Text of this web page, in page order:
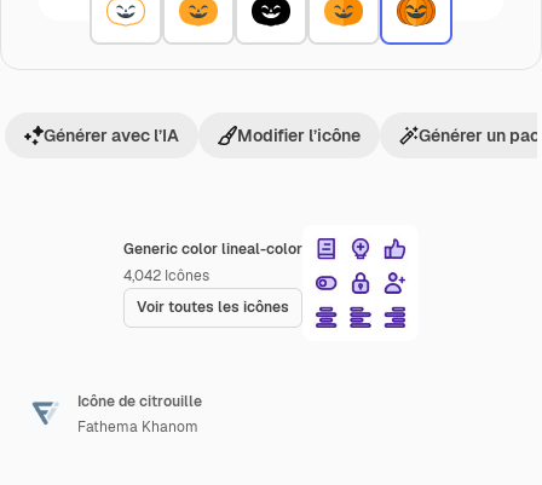
Generic color lineal-color
4,042 Icônes
Voir toutes les icônes
Générer avec l’IA Modifier l’icône Générer un
Icône de citrouille
Fathema Khanom